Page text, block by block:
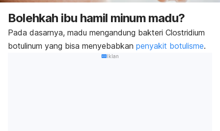
Bolehkah ibu hamil minum madu?
Pada dasarnya, madu mengandung bakteri Clostridium
botulinum yang bisa menyebabkan penyakit botulisme.
Iklan